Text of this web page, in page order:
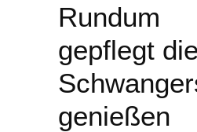
Rundum
gepflegt die
genießen